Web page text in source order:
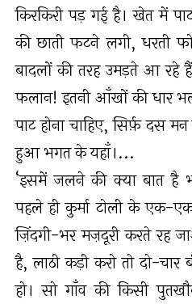
किरकिरी पड़ गई है। खेत में
की छाती फटने लगी, धरती
बादलों की तरह उमड़ते आ रहे
फलान! इतनी आँखों की धार
पाट होना चाहिए, सिर्फ़ दस
हुआ भगत के यहाँ।...
‘इसमें जलने की क्या बात है
पहले ही कुर्मा टोली के एक-
ज़िंदगी-भर मज़दूरी करते रह
है, लाठी कड़ी करो तो दो-
हो। सो गाँव की किसी